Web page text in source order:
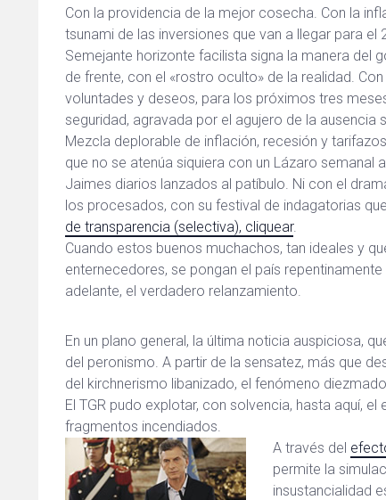
Con la providencia de la mejor cosecha. Con la
tsunami de las inversiones que van a llegar para el
Semejante horizonte facilista signa la manera del
de frente, con el «rostro oculto» de la realidad.
voluntades y deseos, para los próximos tres
seguridad, agravada por el agujero de la ausencia
Mezcla deplorable de inflación, recesión y
que no se atenúa siquiera con un Lázaro semanal
Jaimes diarios lanzados al patíbulo. Ni con el
los procesados, con su festival de indagatorias
de transparencia (selectiva), cliquear.
Cuando estos buenos muchachos, tan ideales y
enternecedores, se pongan el país
adelante, el verdadero relanzamiento.
En un plano general, la última noticia auspiciosa,
del peronismo. A partir de la sensatez, más que
del kirchnerismo libanizado, el fenómeno
El TGR pudo explotar, con solvencia, hasta aquí,
fragmentos incendiados.
A través del
permite la
insustancialidad